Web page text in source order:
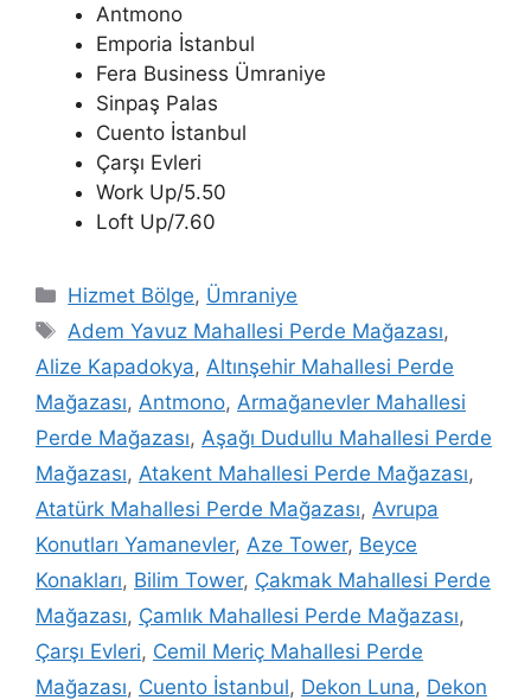
Antmono
Emporia İstanbul
Fera Business Ümraniye
Sinpaş Palas
Cuento İstanbul
Çarşı Evleri
Work Up/5.50
Loft Up/7.60
Hizmet Bölge, Ümraniye
Adem Yavuz Mahallesi Perde Mağazası,
Alize Kapadokya, Altınşehir Mahallesi Perde
Mağazası, Antmono, Armağanevler Mahallesi
Perde Mağazası, Aşağı Dudullu Mahallesi Perde
Mağazası, Atakent Mahallesi Perde Mağazası,
Atatürk Mahallesi Perde Mağazası, Avrupa
Konutları Yamanevler, Aze Tower, Beyce
Konakları, Bilim Tower, Çakmak Mahallesi Perde
Mağazası, Çamlık Mahallesi Perde Mağazası,
Çarşı Evleri, Cemil Meriç Mahallesi Perde
Mağazası, Cuento İstanbul, Dekon Luna, Dekon